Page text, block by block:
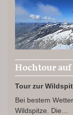
Hochtour
Tour zur
Bei bestem
Wildspitze. Die…